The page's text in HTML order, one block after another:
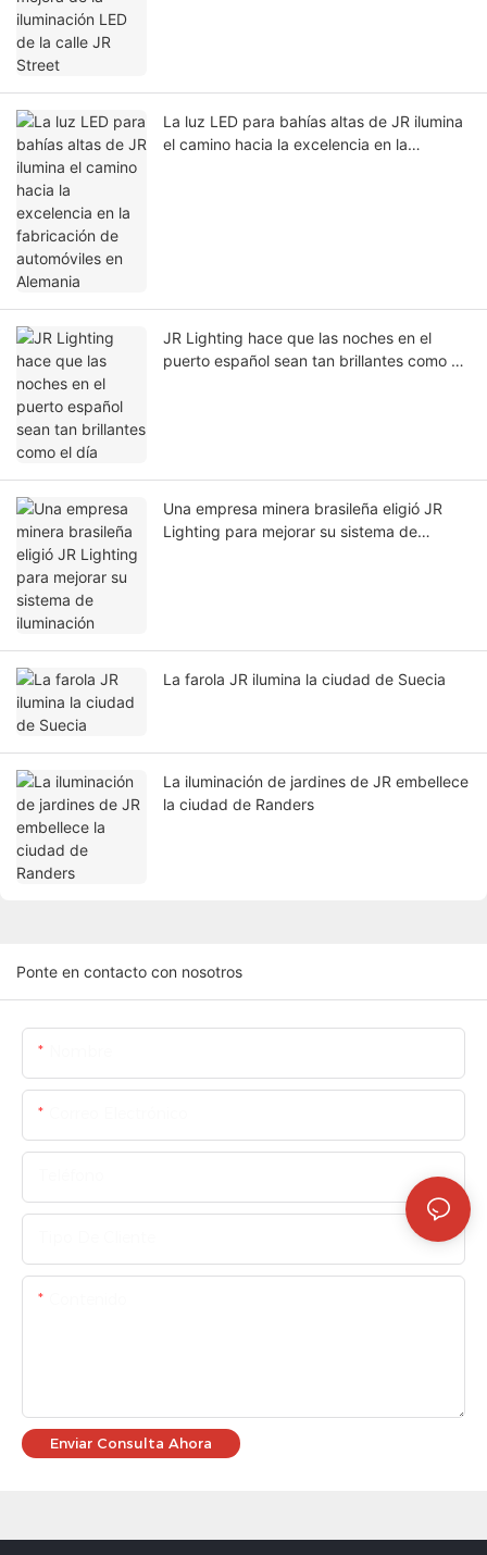
La luz LED para bahías altas de JR ilumina
el camino hacia la excelencia en la
JR Lighting hace que las noches en el
puerto español sean tan brillantes como el
Una empresa minera brasileña eligió JR
Lighting para mejorar su sistema de
La farola JR ilumina la ciudad de Suecia
La iluminación de jardines de JR embellece
la ciudad de Randers
Ponte en contacto con nosotros
Enviar Consulta Ahora